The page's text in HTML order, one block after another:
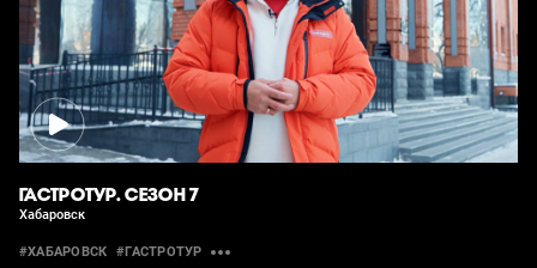
ГАСТРОТУР. СЕЗОН 7
Хабаровск
#ХАБАРОВСК #ГАСТРОТУР